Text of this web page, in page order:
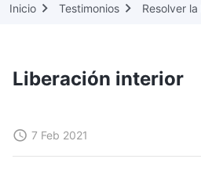
Inicio Testimonios Resolver
Liberación interior
7 Feb 2021